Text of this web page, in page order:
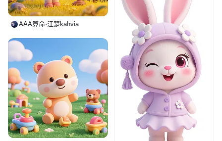
AAA算命·江楚kahvia